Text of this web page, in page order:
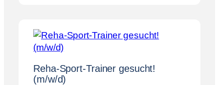
n
u
s
Reha-Sport-Trainer gesucht!
(m/w/d)